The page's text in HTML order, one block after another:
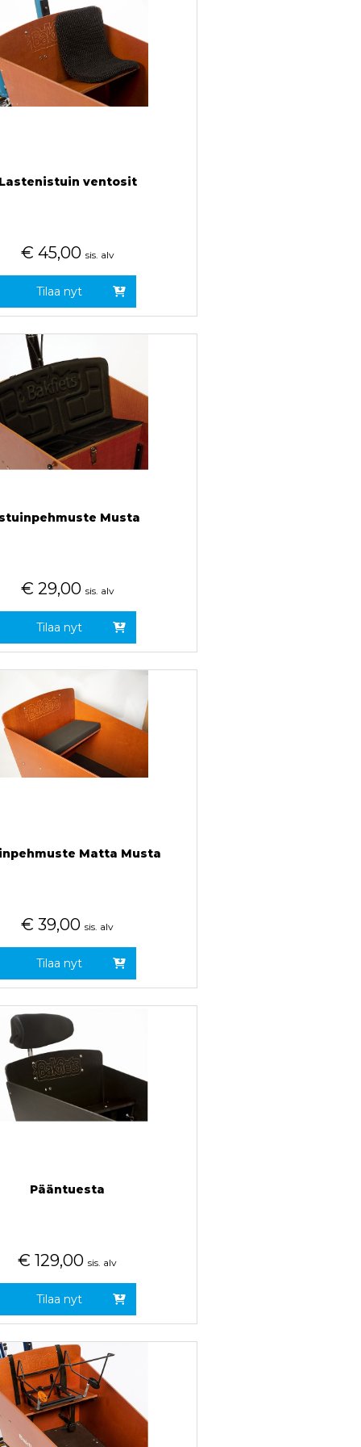
ventosit
€ 45,00 sis. alv
Tilaa nyt
Musta
€ 29,00 sis. alv
Tilaa nyt
Matta Musta
€ 39,00 sis. alv
Tilaa nyt
Pääntuesta
€ 129,00 sis. alv
Tilaa nyt